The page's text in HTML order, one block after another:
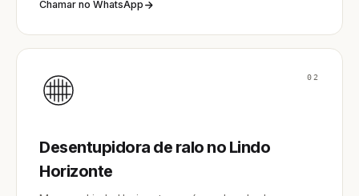
Chamar no WhatsApp
02
Desentupidora de ralo no Lindo
Horizonte